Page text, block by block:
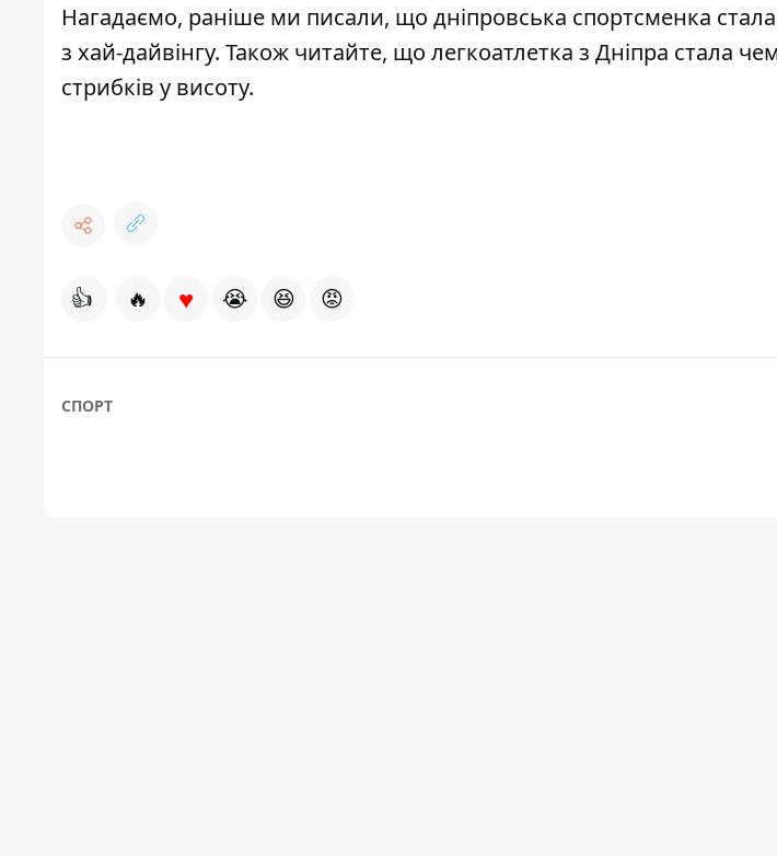
Нагадаємо, раніше ми писали, що дніпровська спортсменка
з хай-дайвінгу. Також читайте, що легкоатлетка з Дніпра стала
стрибків у висоту.
👍 🔥 ♥ 😭 😆 😡
СПОРТ